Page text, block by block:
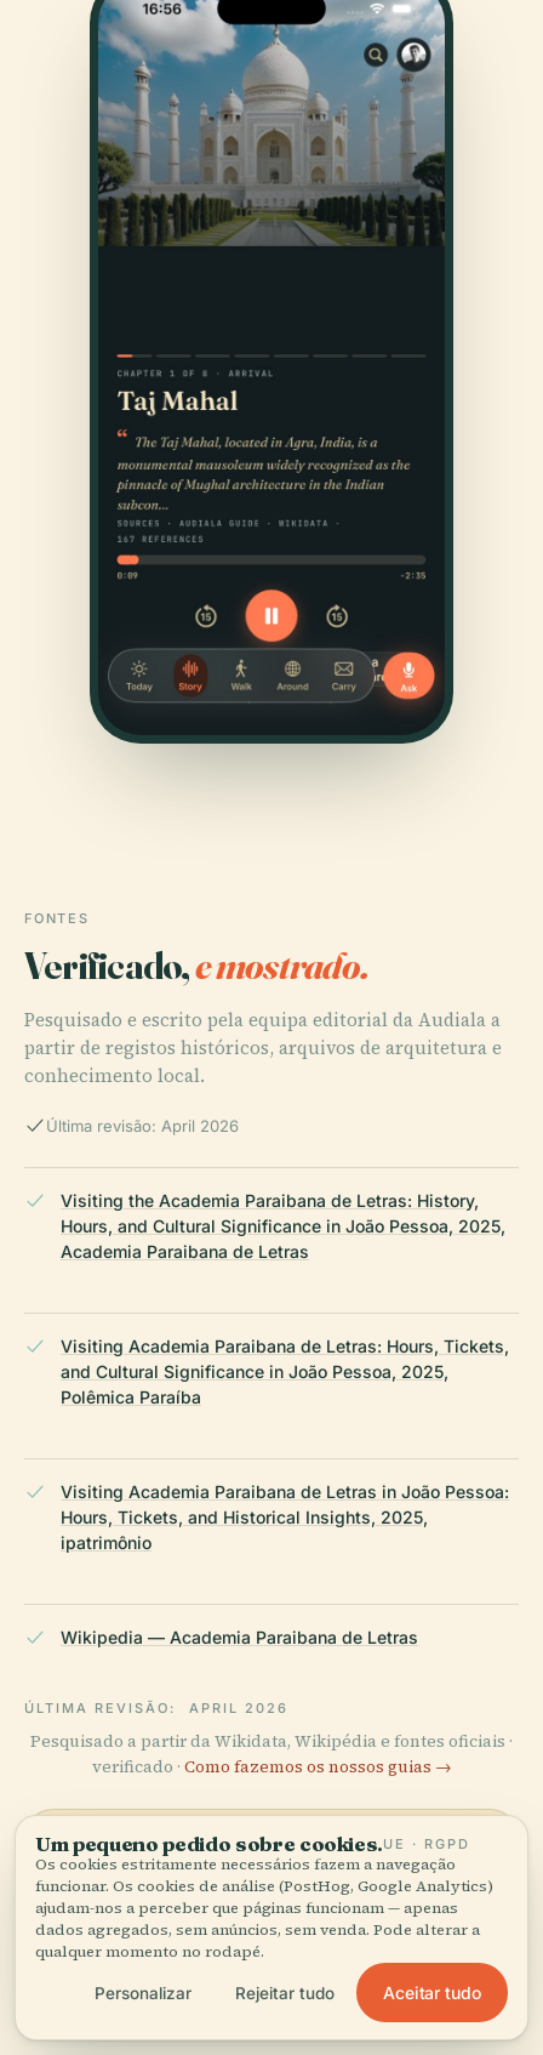
FONTES
Verificado,e mostrado.
Pesquisado e escrito pela equipa editorial da Audiala a
partir de registos históricos, arquivos de arquitetura e
conhecimento local.
Última revisão: April 2026
Visiting the Academia Paraibana de Letras: History,
Hours, and Cultural Significance in João Pessoa, 2025,
Academia Paraibana de Letras
Visiting Academia Paraibana de Letras: Hours, Tickets,
and Cultural Significance in João Pessoa, 2025,
Polêmica Paraíba
Visiting Academia Paraibana de Letras in João Pessoa:
Hours, Tickets, and Historical Insights, 2025,
ipatrimônio
Wikipedia — Academia Paraibana de Letras
ÚLTIMA REVISÃO: APRIL 2026
Pesquisado a partir da Wikidata, Wikipédia e fontes oficiais ·
verificado · Como fazemos os nossos guias →
Explore a zona
Veja Academia Paraibana de
Letras no mapa e descubra o
que há por perto.
Ver mapa
Um pequeno pedido sobre cookies.UE · RGPD
Os cookies estritamente necessários fazem a navegação
funcionar. Os cookies de análise (PostHog, Google Analytics)
ajudam-nos a perceber que páginas funcionam — apenas
dados agregados, sem anúncios, sem venda. Pode alterar a
qualquer momento no rodapé.
Personalizar Rejeitar tudo Aceitar tudo